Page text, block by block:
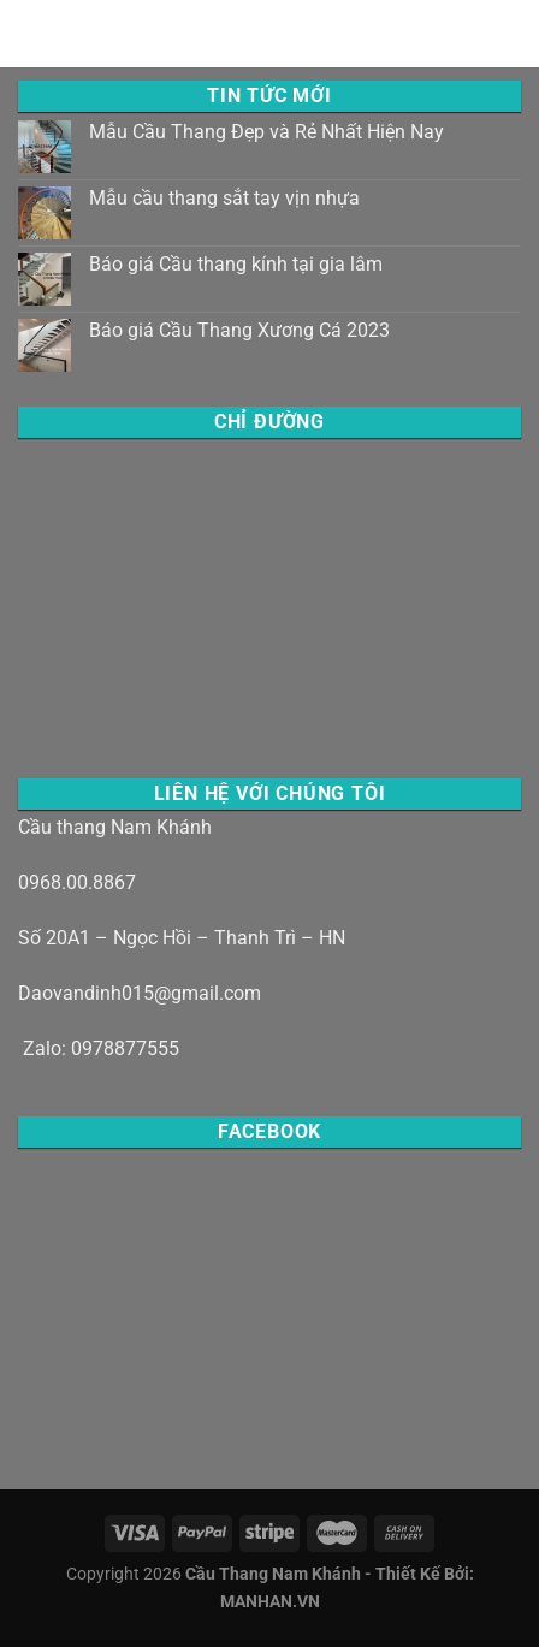
TIN TỨC MỚI
Mẫu Cầu Thang Đẹp và Rẻ Nhất Hiện Nay
Mẫu cầu thang sắt tay vịn nhựa
Báo giá Cầu thang kính tại gia lâm
Báo giá Cầu Thang Xương Cá 2023
CHỈ ĐƯỜNG
LIÊN HỆ VỚI CHÚNG TÔI
Cầu thang Nam Khánh
0968.00.8867
Số 20A1 – Ngọc Hồi – Thanh Trì – HN
Daovandinh015@gmail.com
Zalo: 0978877555
FACEBOOK
Copyright 2026 Cầu Thang Nam Khánh - Thiết Kế Bởi:
MANHAN.VN